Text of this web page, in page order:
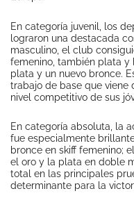
En categoría juvenil, los
lograron una destacada
masculino, el club
femenino, también plata y
plata y un nuevo bronce.
trabajo de base que
nivel competitivo de sus
En categoría absoluta, la
fue especialmente
bronce en skiff femenino;
el oro y la plata en doble
total en las principales
determinante para la